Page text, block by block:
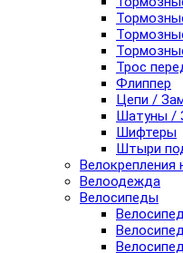
Трос
Флиппер
Цепи /
Шатуны /
Шифтеры
Штыри
Велокрепления
Велоодежда
Велосипеды